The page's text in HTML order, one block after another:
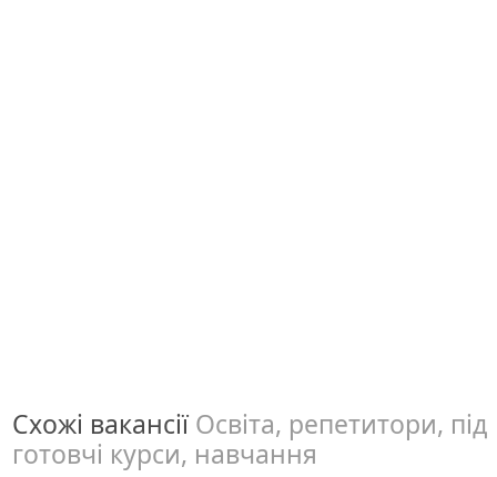
Схожі вакансії Освіта, репетитори, під
готовчі курси, навчання